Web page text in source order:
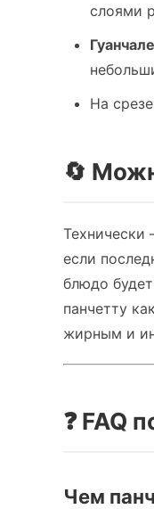
слоями
Гуанчале
На
🔄
Технически
если
блюдо
панчетту
жирным и
❓ FAQ
Чем